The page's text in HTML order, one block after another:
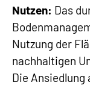
Nutzen: Das
Nutzung der
nachhaltigen
Die